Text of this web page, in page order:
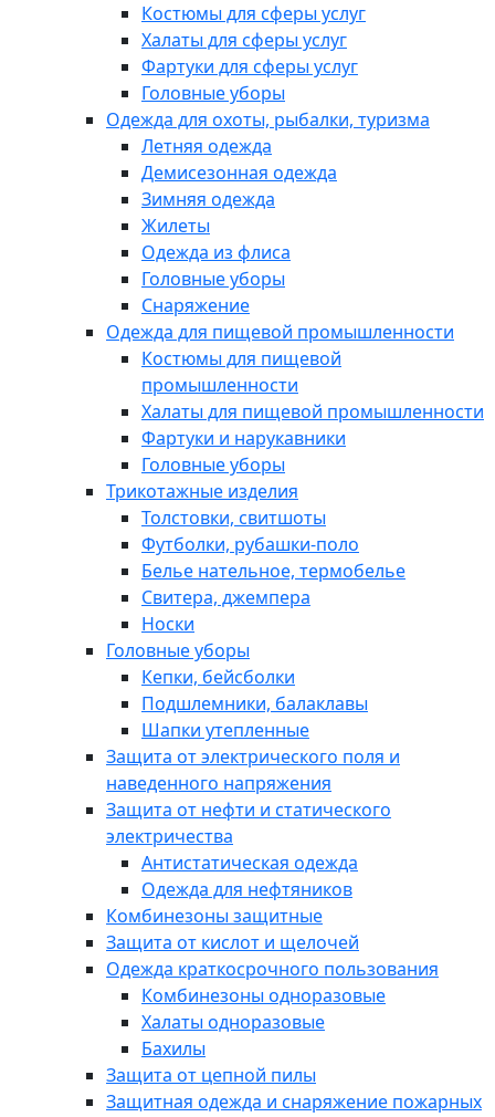
Костюмы для сферы услуг
Халаты для сферы услуг
Фартуки для сферы услуг
Головные уборы
Одежда для охоты, рыбалки, туризма
Летняя одежда
Демисезонная одежда
Зимняя одежда
Жилеты
Одежда из флиса
Головные уборы
Снаряжение
Одежда для пищевой промышленности
Костюмы для пищевой
промышленности
Халаты для пищевой промышленности
Фартуки и нарукавники
Головные уборы
Трикотажные изделия
Толстовки, свитшоты
Футболки, рубашки-поло
Белье нательное, термобелье
Свитера, джемпера
Носки
Головные уборы
Кепки, бейсболки
Подшлемники, балаклавы
Шапки утепленные
Защита от электрического поля и
наведенного напряжения
Защита от нефти и статического
электричества
Антистатическая одежда
Одежда для нефтяников
Комбинезоны защитные
Защита от кислот и щелочей
Одежда краткосрочного пользования
Комбинезоны одноразовые
Халаты одноразовые
Бахилы
Защита от цепной пилы
Защитная одежда и снаряжение пожарных